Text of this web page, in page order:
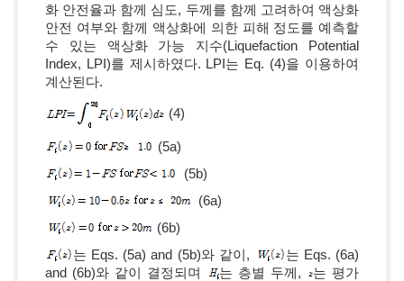
화 안전율과 함께 심도, 두께를 함께 고려하여 액상화
안전 여부와 함께 액상화에 의한 피해 정도를 예측할
수 있는 액상화 가능 지수(Liquefaction Potential
Index, LPI)를 제시하였다. LPI는 Eq. (4)을 이용하여
계산된다.
(4)
(5a)
(5b)
(6a)
(6b)
는 Eqs. (5a) and (5b)와 같이,
는 Eqs. (6a)
and (6b)와 같이 결정되며
는 층별 두께,
는 평가